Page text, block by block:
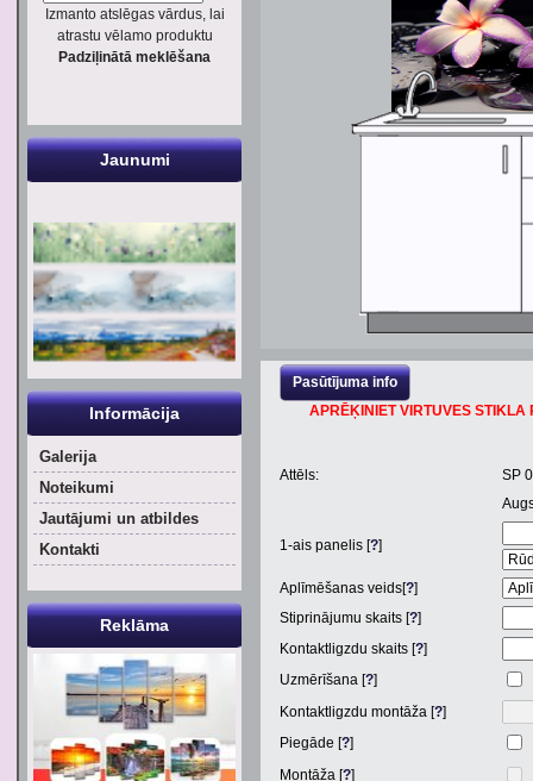
Pasūtījuma info
APRĒĶINIET VIRTUVES
Attēls:
SP
1-ais panelis [?]
Aplīmēšanas veids[?]
Stiprinājumu skaits [?]
Kontaktligzdu skaits [?]
Uzmērīšana [?]
Kontaktligzdu montāža [?]
Piegāde [?]
Montāža [?]
Izmanto atslēgas vārdus, lai
atrastu vēlamo produktu
Padziļinātā meklēšana
Jaunumi
Informācija
Galerija
Noteikumi
Jautājumi un atbildes
Kontakti
Reklāma